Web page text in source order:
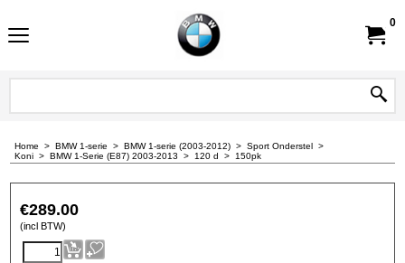
0
Home > BMW 1-serie > BMW 1-serie (2003-2012) > Sport Onderstel >
Koni > BMW 1-Serie (E87) 2003-2013 > 120 d > 150pk
€289.00
(incl BTW)